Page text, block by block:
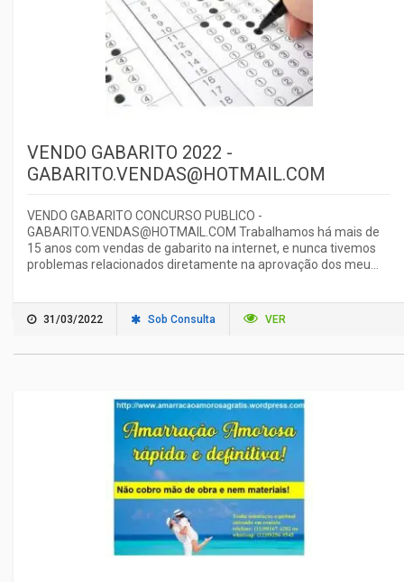
VENDO GABARITO 2022 -
GABARITO.VENDAS@HOTMAIL.COM
VENDO GABARITO CONCURSO PUBLICO -
GABARITO.VENDAS@HOTMAIL.COM Trabalhamos há mais de
15 anos com vendas de gabarito na internet, e nunca tivemos
problemas relacionados diretamente na aprovação dos meu...
31/03/2022 Sob Consulta VER